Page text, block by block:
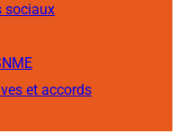
sociaux
et accords